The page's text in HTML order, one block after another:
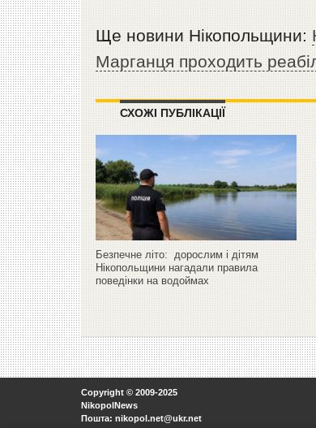
Ще новини Нікопольщини:
Марганця проходить
СХОЖІ ПУБЛІКАЦІЇ
Безпечне літо: дорослим і дітям
Нікопольщини нагадали правила
поведінки на водоймах
Copyright © 2009-2025
NikopolNews
Пошта: nikopol.net@ukr.net